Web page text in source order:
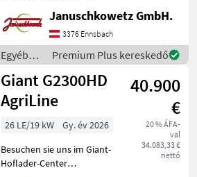
Ost! Betriebsgewicht: 5.200
kg Hubhöhe am
Schaufeldrehpunkt 4.350
mm Länge ohne Schaufel
Januschkowetz GmbH.
3376 Ennsbach
Egyéb
mezőgazdasági
erőgépek
/ Giant
Premium Plus kereskedő
Giant G2300HD
AgriLine
40.900
€
20 % ÁFA-
val
34.083,33 €
nettó
26 LE/19 kW
Gy. év 2026
Besuchen sie uns im Giant-
Hoflader-Center